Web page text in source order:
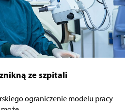
ze szpitali
ograniczenie modelu pracy